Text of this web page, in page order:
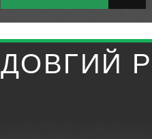
ДОВГИЙ